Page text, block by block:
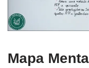
Mapa